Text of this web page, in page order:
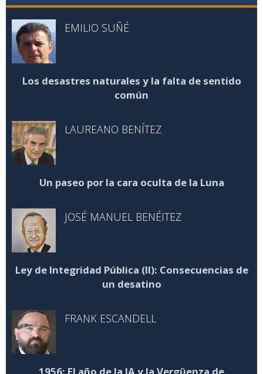
EMILIO SUÑÉ
Los desastres naturales y la falta de sentido
común
LAUREANO BENÍTEZ
Un paseo por la cara oculta de la Luna
JOSÉ MANUEL BENÉITEZ
Ley de Integridad Pública (II): Consecuencias de
un desatino
FRANK ESCANDELL